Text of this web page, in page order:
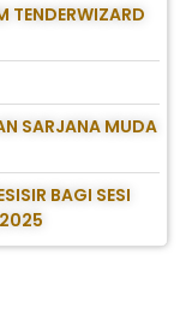
TENDERWIZARD
SARJANA MUDA
BAGI SESI
2025